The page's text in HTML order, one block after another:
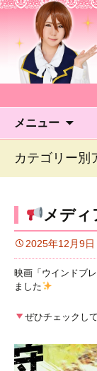
アシス
BLOG
メニュー
カテゴリー別
メディ
2025年12月9日
映画「ウインドブ
ました
ぜひチェックし